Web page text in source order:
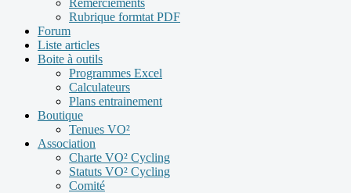
Rubrique formtat PDF
Forum
Liste articles
Boite à outils
Programmes Excel
Calculateurs
Plans entrainement
Boutique
Tenues VO²
Association
Charte VO² Cycling
Statuts VO² Cycling
Comité